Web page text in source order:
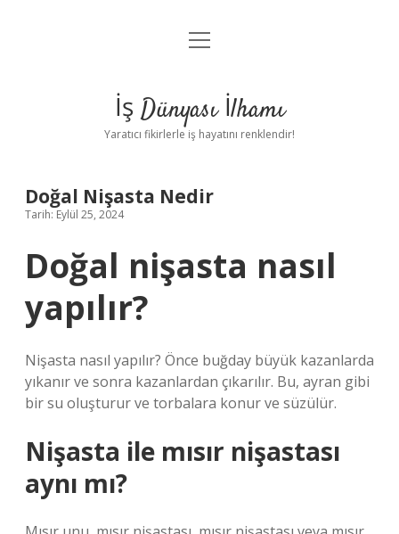
Anasayfa
Yasal Uyarı
menüyü
İş Dünyası İlhamı
Yaratıcı fikirlerle iş hayatını renklendir!
Doğal Nişasta Nedir
Tarih: Eylül 25, 2024
Doğal nişasta nasıl
yapılır?
Nişasta nasıl yapılır? Önce buğday büyük kazanlarda
yıkanır ve sonra kazanlardan çıkarılır. Bu, ayran gibi
bir su oluşturur ve torbalara konur ve süzülür.
Nişasta ile mısır nişastası
aynı mı?